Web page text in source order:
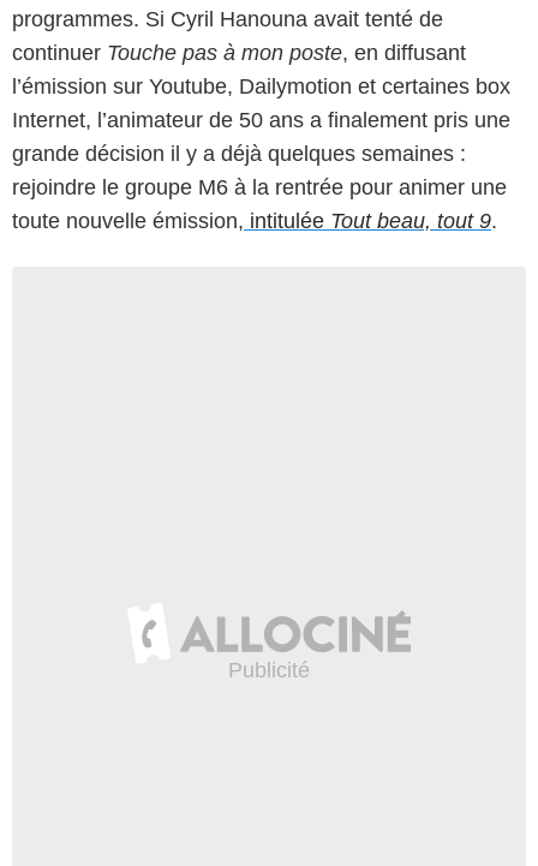
programmes. Si Cyril Hanouna avait tenté de
continuer Touche pas à mon poste, en diffusant
l’émission sur Youtube, Dailymotion et certaines box
Internet, l’animateur de 50 ans a finalement pris une
grande décision il y a déjà quelques semaines :
rejoindre le groupe M6 à la rentrée pour animer une
toute nouvelle émission, intitulée Tout beau, tout 9.